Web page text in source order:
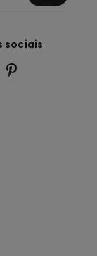
sociais